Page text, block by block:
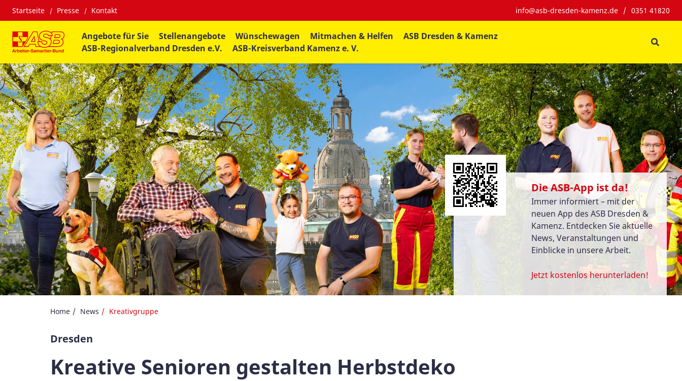
Startseite Presse Kontakt info@asb-dresden-kamenz.de / 0351 41820
Angebote für Sie Stellenangebote Wünschewagen Mitmachen & Helfen
ASB Dresden & Kamenz
ASB-Regionalverband Dresden e.V.
ASB-Kreisverband Kamenz e. V.
Die ASB-App ist da!
Immer informiert – mit der
neuen App des ASB Dresden &
Kamenz. Entdecken Sie aktuelle
News, Veranstaltungen und
Einblicke in unsere Arbeit.
Jetzt kostenlos herunterladen!
Home News Kreativgruppe
Dresden
Kreative Senioren gestalten Herbstdeko